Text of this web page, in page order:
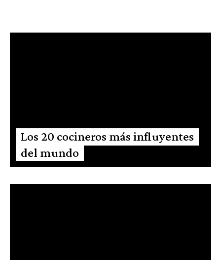
Los 20 cocineros más influyentes
del mundo